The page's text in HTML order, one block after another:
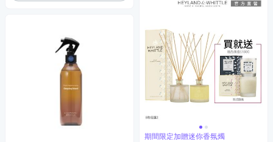
期間限定加贈迷你香氛燭